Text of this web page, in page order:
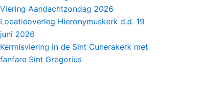
Viering Aandachtzondag 2026
Locatieoverleg Hieronymuskerk d.d. 19
juni 2026
Kermisviering in de Sint Cunerakerk met
fanfare Sint Gregorius